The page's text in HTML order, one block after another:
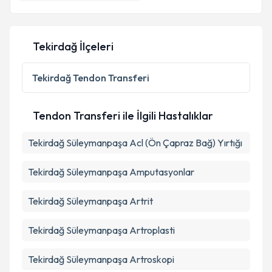
Tekirdağ İlçeleri
TekirdağTendon Transferi
Tendon Transferi ile İlgili Hastalıklar
Tekirdağ Süleymanpaşa Acl (Ön Çapraz Bağ) Yırtığı
Tekirdağ Süleymanpaşa Amputasyonlar
Tekirdağ Süleymanpaşa Artrit
Tekirdağ Süleymanpaşa Artroplasti
Tekirdağ Süleymanpaşa Artroskopi